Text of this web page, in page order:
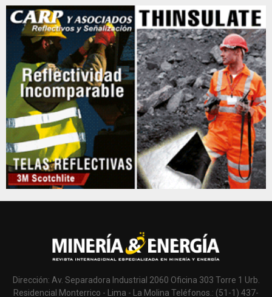
Dirección: Av. Separadora Industrial 2060 Oficina 303 Torre 1 Urb.
Residencial Monterrico - Lima - La Molina Teléfonos.: (51-1) 437-